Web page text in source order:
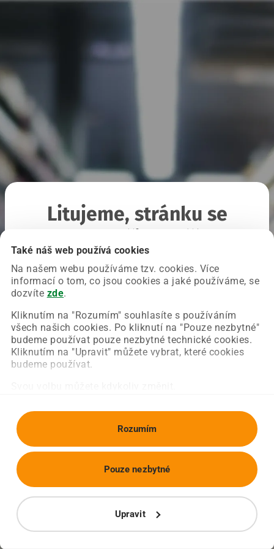
Také náš web používá cookies
Na našem webu používáme tzv. cookies. Více
informací o tom, co jsou cookies a jaké používáme, se
dozvíte zde.
Kliknutím na "Rozumím" souhlasíte s používáním
všech našich cookies. Po kliknutí na "Pouze nezbytné"
budeme používat pouze nezbytné technické cookies.
Kliknutím na "Upravit" můžete vybrat, které cookies
budeme používat.
Rozumím
Upravit
Pouze nezbytné
Litujeme, stránku se
Chyba nastala na naší straně a už ji opravujeme.
Zkuste prosím znovu načíst požadovanou stránku.
Obnovit stránku Úvodní strana